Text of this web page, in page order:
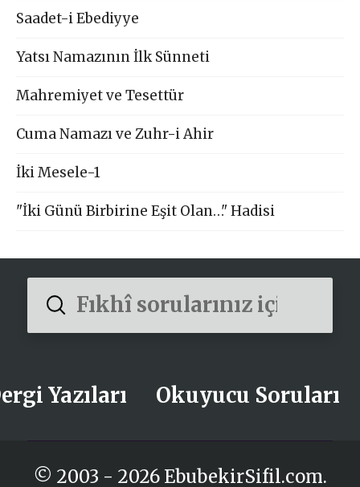
Saadet-i Ebediyye
Yatsı Namazının İlk Sünneti
Mahremiyet ve Tesettür
Cuma Namazı ve Zuhr-i Ahir
İki Mesele-1
"İki Günü Birbirine Eşit Olan…" Hadisi
Search
Submit
Yazıları Okuyucu Soruları
© 2003 - 2026 EbubekirSifil.com.